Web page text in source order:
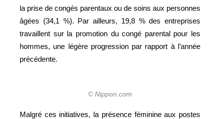
la prise de congés parentaux ou de soins aux personnes
âgées (34,1 %). Par ailleurs, 19,8 % des entreprises
travaillent sur la promotion du congé parental pour les
hommes, une légère progression par rapport à l’année
précédente.
© Nippon.com
Malgré ces initiatives, la présence féminine aux postes